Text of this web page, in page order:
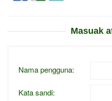
Masuak
Nama pengguna:
Kata sandi: